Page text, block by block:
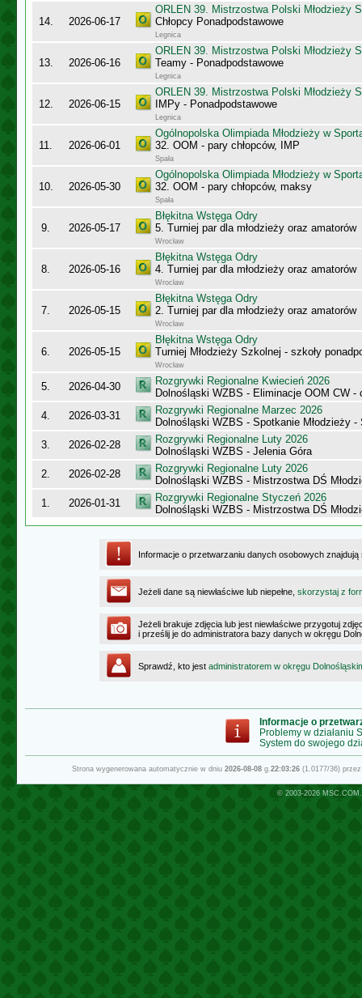
14. 2026-06-17
ORLEN 39. Mistrzostwa Polski Młodzieży
Chłopcy Ponadpodstawowe
Legnica
13. 2026-06-16
ORLEN 39. Mistrzostwa Polski Młodzieży
Teamy - Ponadpodstawowe
Legnica
12. 2026-06-15
ORLEN 39. Mistrzostwa Polski Młodzieży
IMPy - Ponadpodstawowe
Legnica
11. 2026-06-01
Ogólnopolska Olimpiada Młodzieży w
32. OOM - pary chłopców, IMP
Spała
10. 2026-05-30
Ogólnopolska Olimpiada Młodzieży w
32. OOM - pary chłopców, maksy
Spała
9. 2026-05-17
Błękitna Wstęga Odry
5. Turniej par dla młodzieży oraz amatorów
Wrocław
8. 2026-05-16
Błękitna Wstęga Odry
4. Turniej par dla młodzieży oraz amatorów
Wrocław
7. 2026-05-15
Błękitna Wstęga Odry
2. Turniej par dla młodzieży oraz amatorów
Wrocław
6. 2026-05-15
Błękitna Wstęga Odry
Turniej Młodzieży Szkolnej - szkoły
Wrocław
5. 2026-04-30
Rozgrywki Regionalne Kwiecień 2026
Dolnośląski WZBS - Eliminacje OOM CW -
4.
2026-03-31
Rozgrywki Regionalne Marzec 2026
Dolnośląski WZBS - Spotkanie Młodzieży
3.
2026-02-28
Rozgrywki Regionalne Luty 2026
Dolnośląski WZBS - Jelenia Góra
2.
2026-02-28
Rozgrywki Regionalne Luty 2026
Dolnośląski WZBS - Mistrzostwa DŚ
1.
2026-01-31
Rozgrywki Regionalne Styczeń 2026
Dolnośląski WZBS - Mistrzostwa DŚ
Informacje o przetwarzaniu danych osobowych
Jeżeli dane są niewłaściwe lub niepełne, skorzystaj z
Jeżeli brakuje zdjęcia lub jest niewłaściwe przygotuj
i prześlij je do administratora bazy danych w okręgu
Sprawdź, kto jest administratorem w okręgu
Informacje o
Problemy w działaniu
System do swojego
Strona wygenerowana automatycznie w dniu 2026-08-08g.22:03:26(1.0177/36)
© 2003-2026